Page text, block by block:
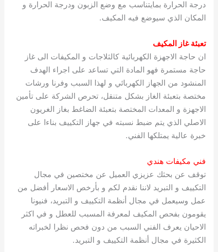
درجة الحرارة بمايتناسب مع وضع الزبون ودرجة الحرارة و
المكان الذي سيوضع فيه المكيف.
تعبئة غاز المكيف
ان حاجة الاجهزة الكهربائية كالثلاجات و المكيفات الى غاز
حاجة مستمرة فهو المادة التي تساعد على اجراء الهدف
المنشود من الجهاز الكهربائي و لهذا السبب وفرنا ورشات
مختصة بتعبئة الغاز بشكل متنقل، تحرص الشركة على تأمين
الاجهزة و المعدات المختصة بتعبئة الضاغط بغاز الغريون
الاصلي الذي يتم ضبط نسبته في جهاز التكييف بناءا على
خبرة عالية يمتلكها الفني.
فني مكيفات هندي
توقف عن بحثك عزيزي العميل عن مختصين في مجال
التكييف و التبريد لاننا نقدم لكم و بأرخص الاسعار أفضل من
عمل وسيعمل في مجال أنظمة التكييف و التبريد، فنيونا
يقومون بفحص المكيف لمعرفة المسبب للعطل و في اكثر
الاحيان يعرف الفني السبب من دون فحص نظرا لخبراته
الكثيرة في مجال أنظمة التكييف و التبريد.